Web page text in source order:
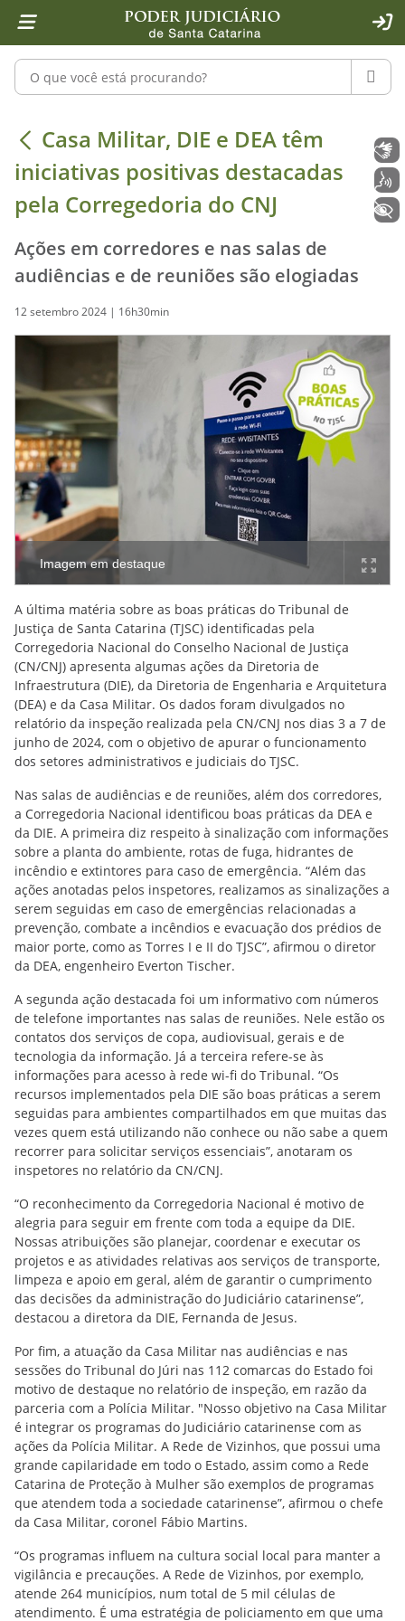
1 Ir para o conteúdo
2 Ir para a ferramenta de acessibilidade - Rybená
4 Ir para o menu principal
5 Ir para a pesquisa
6 Ir para o rodapé
7 Ir para a página inicial
Pesquisar no portal
Casa Militar, DIE e DEA têm
Casa Militar, DIE e DEA têm
iniciativas positivas destacadas
pela Corregedoria do CNJ
Ações em corredores e nas salas de
audiências e de reuniões são elogiadas
12 setembro 2024 | 16h30min
Imagem em destaque
A última matéria sobre as boas práticas do Tribunal de
Justiça de Santa Catarina (TJSC) identificadas pela
Corregedoria Nacional do Conselho Nacional de Justiça
(CN/CNJ) apresenta algumas ações da Diretoria de
Infraestrutura (DIE), da Diretoria de Engenharia e Arquitetura
(DEA) e da Casa Militar. Os dados foram divulgados no
relatório da inspeção realizada pela CN/CNJ nos dias 3 a 7 de
junho de 2024, com o objetivo de apurar o funcionamento
dos setores administrativos e judiciais do TJSC.
Nas salas de audiências e de reuniões, além dos corredores,
a Corregedoria Nacional identificou boas práticas da DEA e
da DIE. A primeira diz respeito à sinalização com informações
sobre a planta do ambiente, rotas de fuga, hidrantes de
incêndio e extintores para caso de emergência. “Além das
ações anotadas pelos inspetores, realizamos as sinalizações a
serem seguidas em caso de emergências relacionadas a
prevenção, combate a incêndios e evacuação dos prédios de
maior porte, como as Torres I e II do TJSC”, afirmou o diretor
da DEA, engenheiro Everton Tischer.
A segunda ação destacada foi um informativo com números
de telefone importantes nas salas de reuniões. Nele estão os
contatos dos serviços de copa, audiovisual, gerais e de
tecnologia da informação. Já a terceira refere-se às
informações para acesso à rede wi-fi do Tribunal. “Os
recursos implementados pela DIE são boas práticas a serem
seguidas para ambientes compartilhados em que muitas das
vezes quem está utilizando não conhece ou não sabe a quem
recorrer para solicitar serviços essenciais”, anotaram os
inspetores no relatório da CN/CNJ.
“O reconhecimento da Corregedoria Nacional é motivo de
alegria para seguir em frente com toda a equipe da DIE.
Nossas atribuições são planejar, coordenar e executar os
projetos e as atividades relativas aos serviços de transporte,
limpeza e apoio em geral, além de garantir o cumprimento
das decisões da administração do Judiciário catarinense”,
destacou a diretora da DIE, Fernanda de Jesus.
Por fim, a atuação da Casa Militar nas audiências e nas
sessões do Tribunal do Júri nas 112 comarcas do Estado foi
motivo de destaque no relatório de inspeção, em razão da
parceria com a Polícia Militar. "Nosso objetivo na Casa Militar
é integrar os programas do Judiciário catarinense com as
ações da Polícia Militar. A Rede de Vizinhos, que possui uma
grande capilaridade em todo o Estado, assim como a Rede
Catarina de Proteção à Mulher são exemplos de programas
que atendem toda a sociedade catarinense”, afirmou o chefe
da Casa Militar, coronel Fábio Martins.
“Os programas influem na cultura social local para manter a
vigilância e precauções. A Rede de Vizinhos, por exemplo,
atende 264 municípios, num total de 5 mil células de
atendimento. É uma estratégia de policiamento em que uma
Libras
Voz
+ Acessibilidade